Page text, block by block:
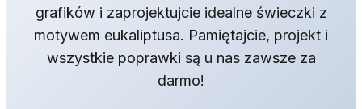
grafików i zaprojektujcie idealne świeczki z
motywem eukaliptusa. Pamiętajcie, projekt i
wszystkie poprawki są u nas zawsze za
darmo!